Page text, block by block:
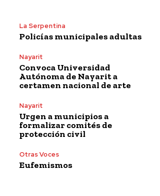
La Serpentina
Policías municipales adultas
Nayarit
Convoca Universidad
Autónoma de Nayarit a
certamen nacional de arte
Nayarit
Urgen a municipios a
formalizar comités de
protección civil
Otras Voces
Eufemismos